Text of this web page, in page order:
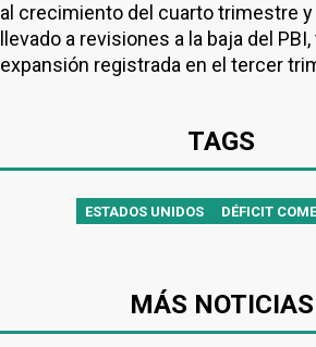
al crecimiento del cuarto trimestre y
llevado a revisiones a la baja del
expansión registrada en el tercer
TAGS
ESTADOS UNIDOS DÉFICIT
MÁS NOTICIAS